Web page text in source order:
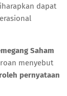
dapat
Saham
menyebut
pernyataan